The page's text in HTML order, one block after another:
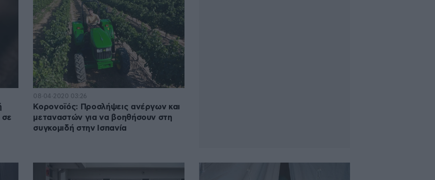
σε
08·04·2020 03:26
Κορονοϊός: Προσλήψεις ανέργων και
μεταναστών για να βοηθήσουν στη
συγκομιδή στην Ισπανία